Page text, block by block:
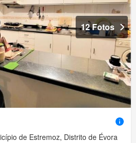
12 Fotos
de Estremoz, Distrito de Évora